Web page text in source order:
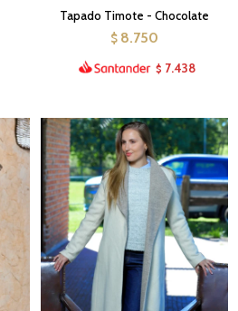
Tapado Timote - Chocolate
$ 8.750
$ 7.438